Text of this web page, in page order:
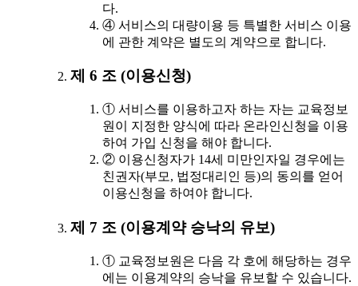
다.
④ 서비스의 대량이용 등 특별한 서비스 이용
에 관한 계약은 별도의 계약으로 합니다.
제 6 조 (이용신청)
① 서비스를 이용하고자 하는 자는 교육정보
원이 지정한 양식에 따라 온라인신청을 이용
하여 가입 신청을 해야 합니다.
② 이용신청자가 14세 미만인자일 경우에는
친권자(부모, 법정대리인 등)의 동의를 얻어
이용신청을 하여야 합니다.
제 7 조 (이용계약 승낙의 유보)
① 교육정보원은 다음 각 호에 해당하는 경우
에는 이용계약의 승낙을 유보할 수 있습니다.